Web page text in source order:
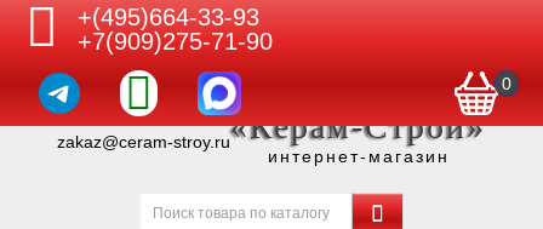
+(495)664-33-93
+7(909)275-71-90
0
zakaz@ceram-stroy.ru«Керам-Строй»
интернет-магазин